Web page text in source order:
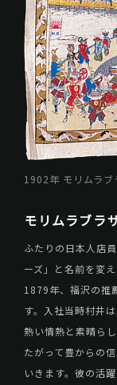
1902年 モリムラブ
モリムラブラ
ふたりの日本人店
ーズ」と名前を変
1879年、福沢の推
す。入社当時村井
熱い情熱と素晴ら
たがって豊からの
いきます。彼の活